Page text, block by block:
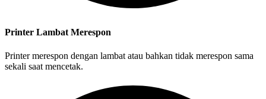
Printer Lambat Merespon
Printer merespon dengan lambat atau bahkan tidak merespon sama
sekali saat mencetak.